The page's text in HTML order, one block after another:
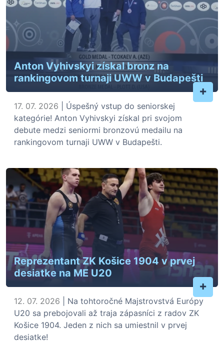
Anton Vyhivskyi získal bronz na
rankingovom turnaji UWW v Budapešti
+
17. 07. 2026 | Úspešný vstup do seniorskej
kategórie! Anton Vyhivskyi získal pri svojom
debute medzi seniormi bronzovú medailu na
rankingovom turnaji UWW v Budapešti.
Reprezentant ZK Košice 1904 v prvej
desiatke na ME U20
+
12. 07. 2026 | Na tohtoročné Majstrovstvá Európy
U20 sa prebojovali až traja zápasníci z radov ZK
Košice 1904. Jeden z nich sa umiestnil v prvej
desiatke!